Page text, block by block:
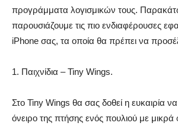
προγράμματα λογισμικών τους.
παρουσιάζουμε τις πιο ενδιαφέρουσες
iPhone σας, τα οποία θα πρέπει να
1. Παιχνίδια – Tiny Wings.
Στο Tiny Wings θα σας δοθεί η ευκαιρία
όνειρο της πτήσης ενός πουλιού με